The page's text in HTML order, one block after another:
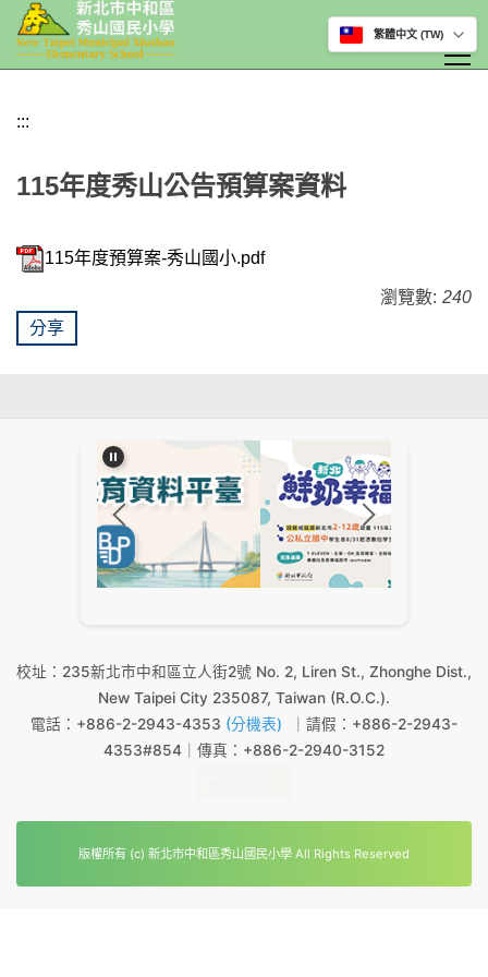
到
內
區
選擇網站語言
:::
115年度秀山公告預算案資料
115年度預算案-秀山國小.pdf
瀏覽數: 240
分享
:::
校址：235新北市中和區立人街2號 No. 2, Liren St., Zhonghe Dist.,
New Taipei City 235087, Taiwan (R.O.C.).
電話：+886-2-2943-4353 (分機表)
｜請假：+886-2-2943-
4353#854｜傳真：+886-2-2940-3152
版權所有 (c) 新北市中和區秀山國民小學 All Rights Reserved